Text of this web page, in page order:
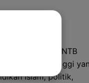
Redaksi UNU-NTB
berkualitas tinggi
Islam, politik,